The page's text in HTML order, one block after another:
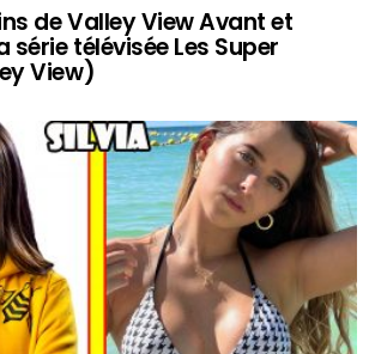
de Valley View Avant et
série télévisée Les Super
View)